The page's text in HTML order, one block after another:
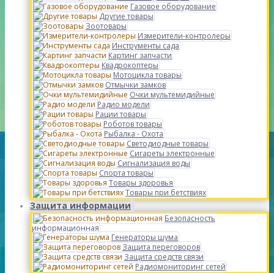
Газовое оборудование
Другие товары
Зоотовары
Измерители-контролеры
Инструменты сада
Картинг запчасти
Квадрокоптеры
Мотоцикла товары
Отмычки замков
Очки мультемидийные
Радио модели
Рации товары
Роботов товары
Рыбалка - Охота
Светодиодные товары
Сигареты электронные
Сигнализация воды
Спорта товары
Товары здоровья
Товары при бетствиях
Защита информации
Безопасность
информационная
Генераторы шума
Защита переговоров
Защита средств связи
Радиомониторинг сетей